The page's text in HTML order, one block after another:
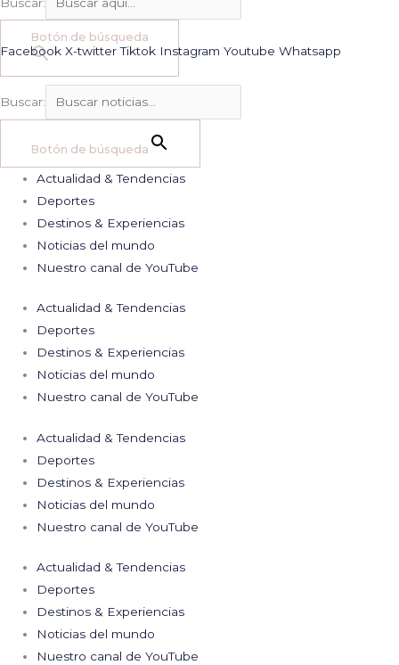
Botón de búsqueda
Facebook X-twitter Tiktok Instagram Youtube Whatsapp
Buscar:
Botón de búsqueda
Actualidad & Tendencias
Deportes
Destinos & Experiencias
Noticias del mundo
Nuestro canal de YouTube
Actualidad & Tendencias
Deportes
Destinos & Experiencias
Noticias del mundo
Nuestro canal de YouTube
Actualidad & Tendencias
Deportes
Destinos & Experiencias
Noticias del mundo
Nuestro canal de YouTube
Actualidad & Tendencias
Deportes
Destinos & Experiencias
Noticias del mundo
Nuestro canal de YouTube